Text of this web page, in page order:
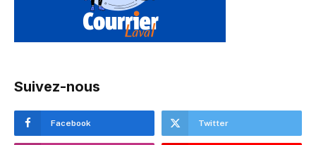
Suivez-nous
Facebook Twitter